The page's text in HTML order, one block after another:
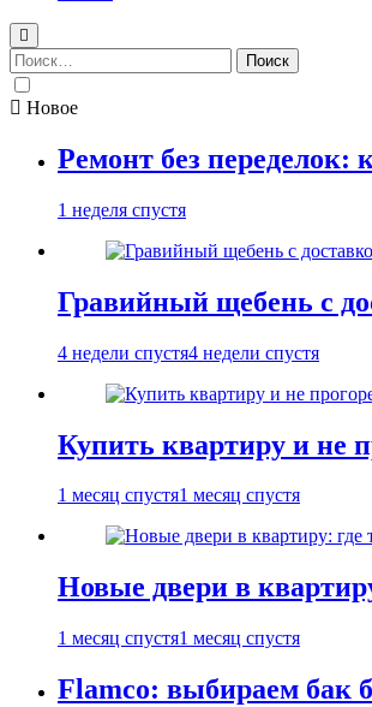
Найти:
Новое
Ремонт без переделок:
1 неделя спустя
Гравийный щебень с
4 недели спустя4 недели спустя
Купить квартиру и не
1 месяц спустя1 месяц спустя
Новые двери в
1 месяц спустя1 месяц спустя
Flamco: выбираем бак